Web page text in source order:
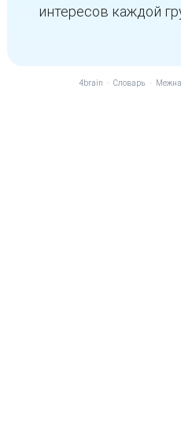
интересов каждой
4brain - Словарь -